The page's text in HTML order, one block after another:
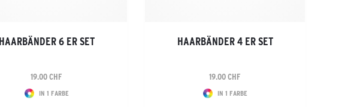
HAARBÄNDER 6 ER SET
19.00 CHF
IN 1 FARBE
HAARBÄNDER 4 ER SET
19.00 CHF
IN 1 FARBE